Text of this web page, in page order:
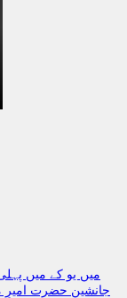
جانشین حضرت امیرِ